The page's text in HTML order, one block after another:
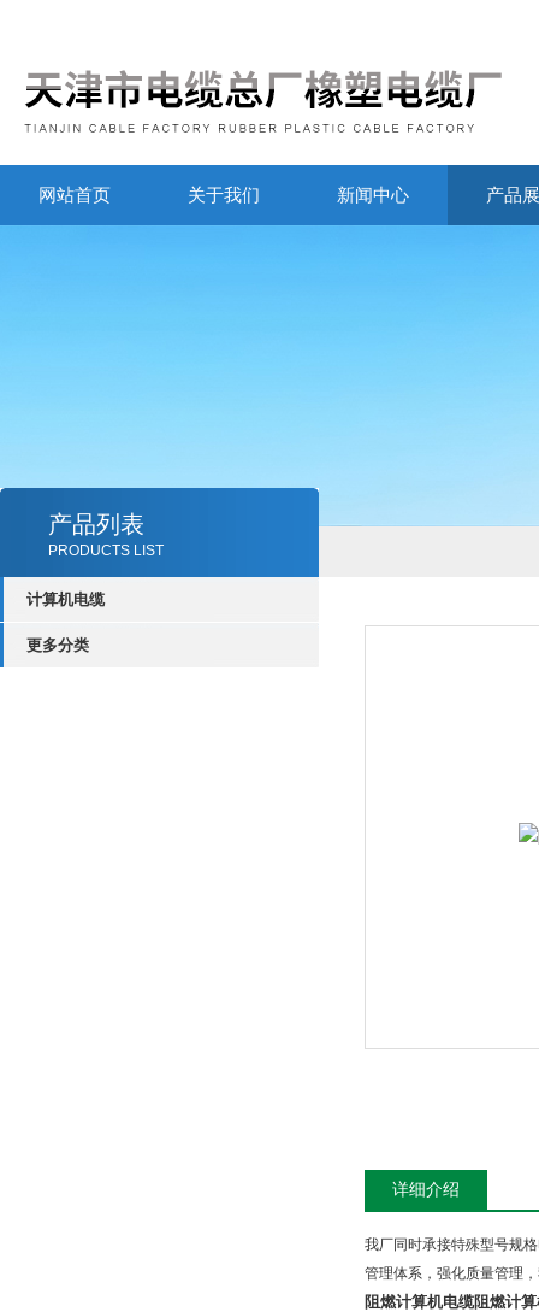
网站首页 关于我们 新闻中心 产品
产品列表
PRODUCTS LIST
计算机电缆
更多分类
详细介绍
我厂同时承接特殊型号规
管理体系，强化质量管理
阻燃计算机电缆阻燃计